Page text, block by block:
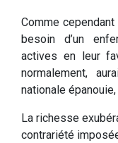
Comme
besoin d’un
actives en leur
normalement,
nationale
La richesse
contrariété